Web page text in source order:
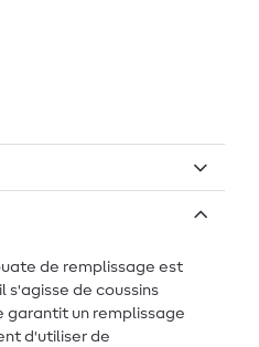
de remplissage est
de coussins
garantit un remplissage
d'utiliser de